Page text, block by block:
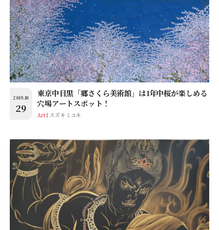
2019.10
29
東京中目黒「郷さくら美術館」は1年中桜が楽しめる
穴場アートスポット！
Art スズキミユキ